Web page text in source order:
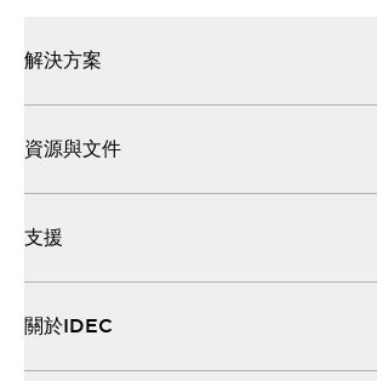
解決方案
資源與文件
支援
關於IDEC